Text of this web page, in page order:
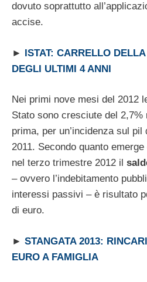
dovuto soprattutto
accise.
► ISTAT: CARRELLO
DEGLI ULTIMI 4 ANNI
Nei primi nove mesi del 2012
Stato sono cresciute del
prima, per un’incidenza sul pil
2011. Secondo quanto
nel terzo trimestre 2012 il
– ovvero l’indebitamento
interessi passivi – è risultato
di euro.
► STANGATA 2013:
EURO A FAMIGLIA